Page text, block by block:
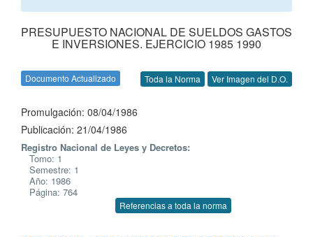
PRESUPUESTO NACIONAL DE SUELDOS GASTOS
E INVERSIONES. EJERCICIO 1985 1990
Documento Actualizado Toda la Norma Ver Imagen del D.O.
Promulgación: 08/04/1986
Publicación: 21/04/1986
Registro Nacional de Leyes y Decretos:
Tomo: 1
Semestre: 1
Año: 1986
Página: 764
Referencias a toda la norma